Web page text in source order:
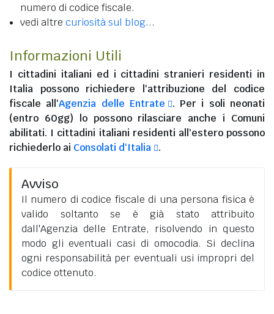
numero di codice fiscale.
vedi altre curiosità sul blog...
Informazioni Utili
I cittadini italiani ed i cittadini stranieri residenti in
Italia possono richiedere l'attribuzione del codice
fiscale all'Agenzia delle Entrate
. Per i soli neonati
(entro 60gg) lo possono rilasciare anche i Comuni
abilitati. I cittadini italiani residenti all'esteropossono
richiederlo ai Consolati d'Italia .
Avviso
Il numero di codice fiscale di una persona fisica è
valido soltanto se è già stato attribuito
dall'Agenzia delle Entrate, risolvendo in questo
modo gli eventuali casi di omocodia. Si declina
ogni responsabilità per eventuali usi impropri del
codice ottenuto.